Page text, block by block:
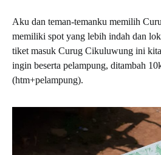
Aku dan teman-temanku memilih
memiliki spot yang lebih indah dan
tiket masuk Curug Cikuluwung ini
ingin beserta pelampung, ditambah
(htm+pelampung).